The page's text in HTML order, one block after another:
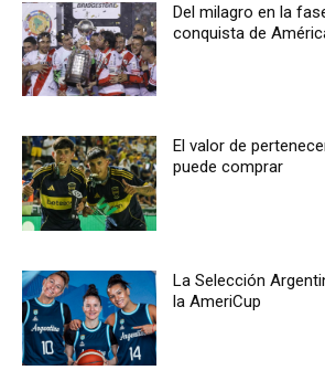
Del milagro en la
conquista de
El valor de
puede comprar
La Selección
la AmeriCup